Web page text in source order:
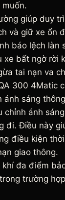
muốn.
giúp duy
và giữ xe ổn
báo lệch làn
xe bất ngờ rời
tai nạn va
300 4Matic
ánh sáng
chỉnh ánh
đi. Điều này
điều kiện
giao thông.
đa điểm
trường